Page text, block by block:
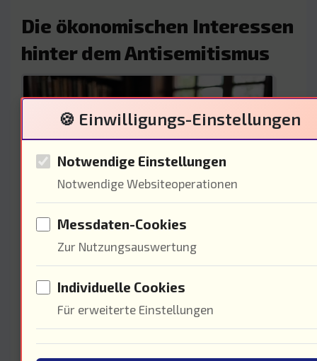
Die ökonomischen Interessen
hinter dem Antisemitismus
Der Antisemitismus war nicht nur
ein soziales Phänomen, sondern
auch ein wirtschaftliches. Die Juden
wurden oft als die "Reichen"
wahrgenommen, und 75% der
🍪 Einwilligungs-Einstellungen
Notwendige Einstellungen
Notwendige Websiteoperationen
Messdaten-Cookies
Zur Nutzungsauswertung
Individuelle Cookies
Für erweiterte Einstellungen